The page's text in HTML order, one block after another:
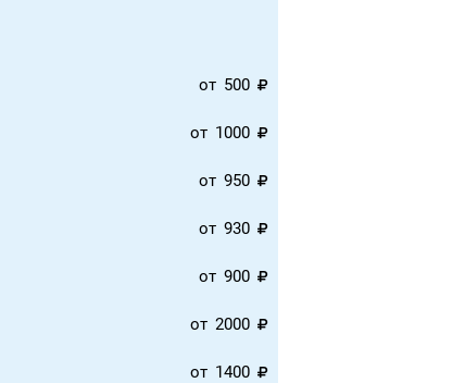
от 500
от 1000
от 950
от 930
от 900
от 2000
от 1400